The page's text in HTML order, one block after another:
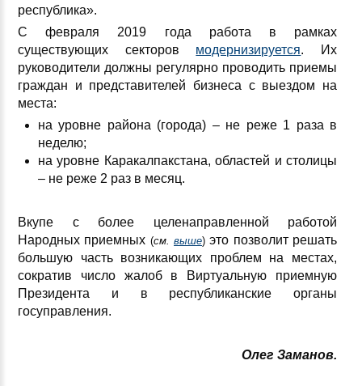
республика».
С февраля 2019 года работа в рамках
существующих секторов модернизируется. Их
руководители должны регулярно проводить приемы
граждан и представителей бизнеса с выездом на
места:
на уровне района (города) – не реже 1 раза в
неделю;
на уровне Каракалпакстана, областей и столицы
– не реже 2 раз в месяц.
Вкупе с более целенаправленной работой
Народных приемных (см.выше) это позволит решать
большую часть возникающих проблем на местах,
сократив число жалоб в Виртуальную приемную
Президента и в республиканские органы
госуправления.
Олег Заманов.